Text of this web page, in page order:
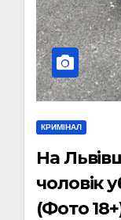
КРИМІНАЛ
На
чоловік
(Фото